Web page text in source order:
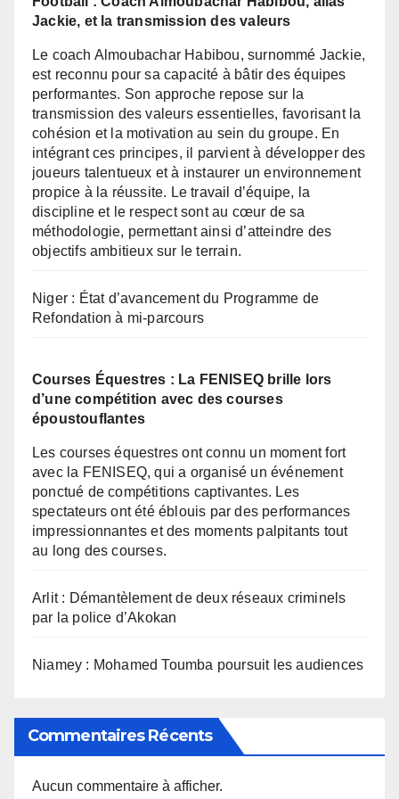
Jackie, et la transmission des valeurs
Le coach Almoubachar Habibou, surnommé Jackie,
est reconnu pour sa capacité à bâtir des équipes
performantes. Son approche repose sur la
transmission des valeurs essentielles, favorisant la
cohésion et la motivation au sein du groupe. En
intégrant ces principes, il parvient à développer des
joueurs talentueux et à instaurer un environnement
propice à la réussite. Le travail d’équipe, la
discipline et le respect sont au cœur de sa
méthodologie, permettant ainsi d’atteindre des
objectifs ambitieux sur le terrain.
Niger : État d’avancement du Programme de
Refondation à mi-parcours
Courses Équestres : La FENISEQ brille lors
d’une compétition avec des courses
époustouflantes
Les courses équestres ont connu un moment fort
avec la FENISEQ, qui a organisé un événement
ponctué de compétitions captivantes. Les
spectateurs ont été éblouis par des performances
impressionnantes et des moments palpitants tout
au long des courses.
Arlit : Démantèlement de deux réseaux criminels
par la police d’Akokan
Niamey : Mohamed Toumba poursuit les audiences
Commentaires Récents
Aucun commentaire à afficher.